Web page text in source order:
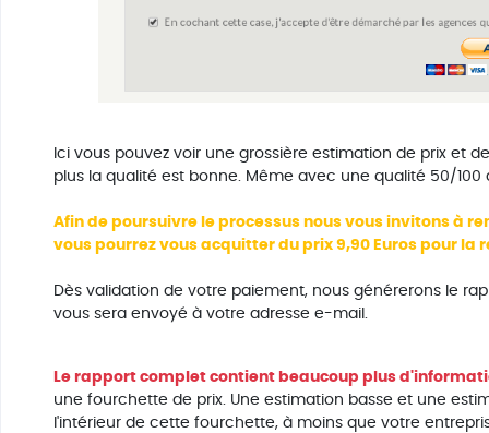
Ici vous pouvez voir une grossière estimation de prix et
plus la qualité est bonne. Même avec une qualité 50/
Afin de poursuivre le processus nous vous invitons à
vous pourrez vous acquitter du prix 9,90 Euros pour
Dès validation de votre paiement, nous générerons le
vous sera envoyé à votre adresse e-mail.
Le rapport complet contient beaucoup plus
une fourchette de prix. Une estimation basse et une
l'intérieur de cette fourchette, à moins que votre